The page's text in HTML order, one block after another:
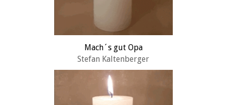
Mach´s gut Opa
Stefan Kaltenberger